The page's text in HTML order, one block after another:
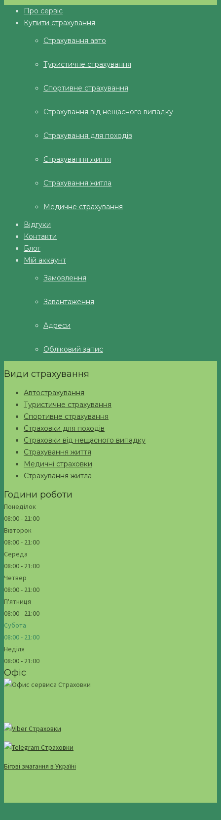
Про сервіс
Купити страхування
Страхування авто
Туристичне страхування
Спортивне страхування
Страхування від нещасного випадку
Страхування для походів
Страхування життя
Страхування житла
Медичне страхування
Відгуки
Контакти
Блог
Мій аккаунт
Замовлення
Завантаження
Адреси
Обліковий запис
Види страхування
Автострахування
Туристичне страхування
Спортивне страхування
Страховки для походів
Страховки від нещасного випадку
Страхування життя
Медичні страховки
Страхування житла
Години роботи
Понеділок
08:00 - 21:00
Вівторок
08:00 - 21:00
Середа
08:00 - 21:00
Четвер
08:00 - 21:00
П'ятниця
08:00 - 21:00
Субота
08:00 - 21:00
Неділя
08:00 - 21:00
Офіс
Бігові змагання в Україні